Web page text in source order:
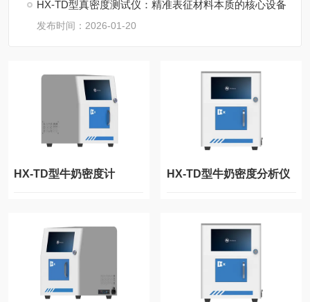
HX-TD型真密度测试仪：精准表征材料本质的核心设备
发布时间：2026-01-20
HX-TD型牛奶密度计 HX-TD型牛奶密度分析仪